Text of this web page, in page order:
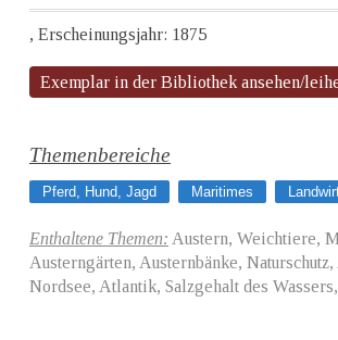
, Erscheinungsjahr: 1875
Exemplar in der Bibliothek ansehen/
Themenbereiche
Pferd, Hund, Jagd Maritimes
Enthaltene Themen: Austern, Weichtiere,
Austerngärten, Austernbänke,
Nordsee, Atlantik, Salzgehalt des Wassers,